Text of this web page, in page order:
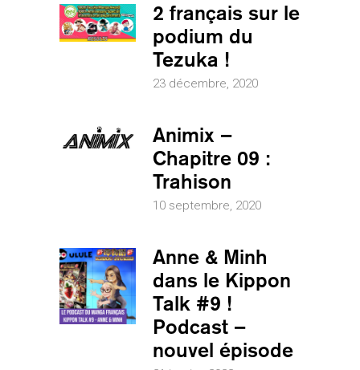
2 français sur le
podium du
Tezuka !
23 décembre, 2020
Animix –
Chapitre 09 :
Trahison
10 septembre, 2020
Anne & Minh
dans le Kippon
Talk #9 !
Podcast –
nouvel épisode